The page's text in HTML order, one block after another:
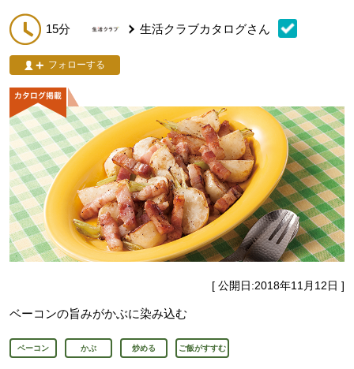
15分 生活クラブカタログさん
フォローする
[ 公開日:2018年11月12日 ]
ベーコンの旨みがかぶに染み込む
ベーコン かぶ 炒める ご飯がすすむ